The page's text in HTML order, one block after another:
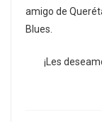
amigo de
Blues.
¡Les